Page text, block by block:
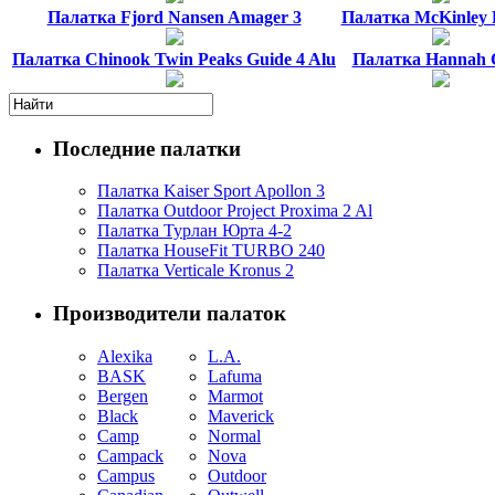
Палатка Fjord Nansen Amager 3 Палатка McKinley
Палатка Chinook Twin Peaks Guide 4 Alu Палатка Hannah
Последние палатки
Палатка Kaiser Sport Apollon 3
Палатка Outdoor Project Proxima 2 Al
Палатка Турлан Юрта 4-2
Палатка HouseFit TURBO 240
Палатка Verticale Kronus 2
Производители палаток
Alexika
BASK
Bergen
Black
Camp
Campack
Campus
L.A.
Lafuma
Marmot
Maverick
Normal
Nova
Outdoor